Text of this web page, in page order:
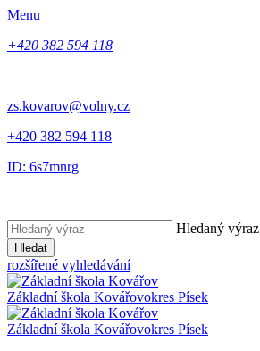
Menu
+420 382 594 118
zs.kovarov@volny.cz
+420 382 594 118
ID: 6s7mnrg
Hledaný výraz
Hledat
rozšířené vyhledávání
Základní škola Kovářovokres Písek
Základní škola Kovářovokres Písek